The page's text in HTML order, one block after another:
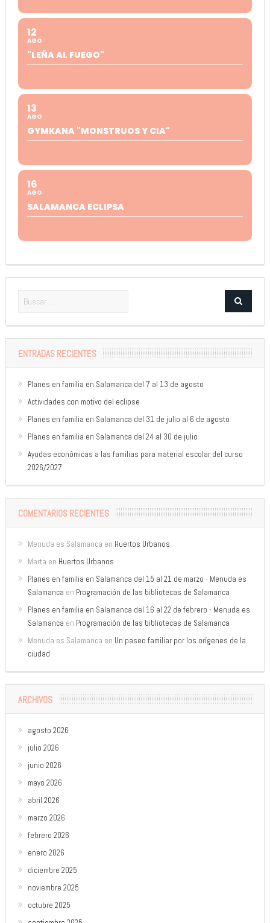
12
AGO
"LEÑA AL FUEGO"
13
AGO
GYMKANA "MONSTRUOS Y CIA"
16
AGO
SALAMANCA ECLIPSA
ENTRADAS RECIENTES
Planes en familia en Salamanca del 7 al 13 de agosto
Actividades con motivo del eclipse
Planes en familia en Salamanca del 31 de julio al 6 de agosto
Planes en familia en Salamanca del 24 al 30 de julio
Ayudas económicas a las familias para material escolar del curso
2026/2027
COMENTARIOS RECIENTES
Menuda es Salamanca en Huertos Urbanos
Marta en Huertos Urbanos
Planes en familia en Salamanca del 15 al 21 de marzo - Menuda es
Salamanca en Programación de las bibliotecas de Salamanca
Planes en familia en Salamanca del 16 al 22 de febrero - Menuda es
Salamanca en Programación de las bibliotecas de Salamanca
Menuda es Salamanca en Un paseo familiar por los orígenes de la
ciudad
ARCHIVOS
agosto 2026
julio 2026
junio 2026
mayo 2026
abril 2026
marzo 2026
febrero 2026
enero 2026
diciembre 2025
noviembre 2025
octubre 2025